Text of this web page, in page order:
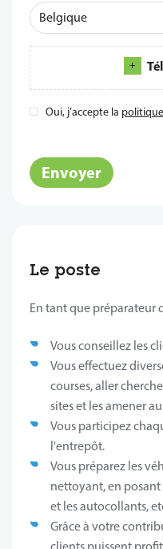
Oui, j’accepte la
Envoyer
Le poste
En tant que préparateur
Vous conseillez les
Vous effectuez
courses, aller
sites et les amener
Vous participez
l'entrepôt.
Vous préparez les
nettoyant, en
et les autocollants,
Grâce à votre